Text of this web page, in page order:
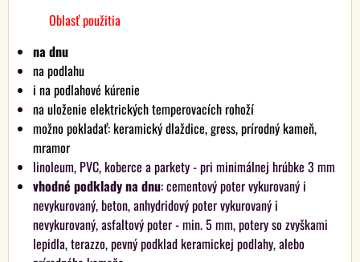
Oblasť použitia
na dnu
na podlahu
i na podlahové kúrenie
na uloženie elektrických temperovacích rohoží
možno pokladať: keramický dlaždice, gress, prírodný kameň,
mramor
linoleum, PVC, koberce a parkety - pri minimálnej hrúbke 3 mm
vhodné podklady na dnu: cementový poter vykurovaný i
nevykurovaný, beton, anhydridový poter vykurovaný i
nevykurovaný, asfaltový poter - min. 5 mm, potery so zvyškami
lepidla, terazzo, pevný podklad keramickej podlahy, alebo